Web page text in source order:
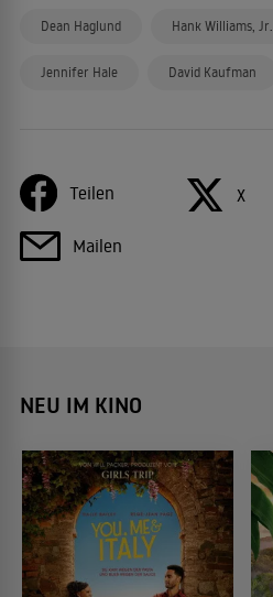
Dean Haglund Hank Williams, Jr.
Jennifer Hale David Kaufman
Teilen X
Mailen
NEU IM KINO